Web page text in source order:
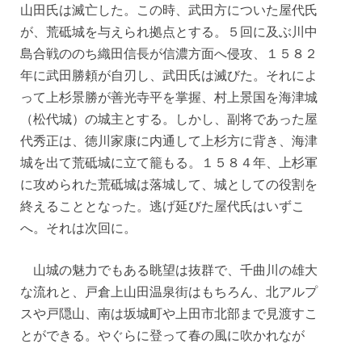
山田氏は滅亡した。この時、武田方についた屋代氏
が、荒砥城を与えられ拠点とする。５回に及ぶ川中
島合戦ののち織田信長が信濃方面へ侵攻、１５８２
年に武田勝頼が自刃し、武田氏は滅びた。それによ
って上杉景勝が善光寺平を掌握、村上景国を海津城
（松代城）の城主とする。しかし、副将であった屋
代秀正は、徳川家康に内通して上杉方に背き、海津
城を出て荒砥城に立て籠もる。１５８４年、上杉軍
に攻められた荒砥城は落城して、城としての役割を
終えることとなった。逃げ延びた屋代氏はいずこ
へ。それは次回に。
山城の魅力でもある眺望は抜群で、千曲川の雄大
な流れと、戸倉上山田温泉街はもちろん、北アルプ
スや戸隠山、南は坂城町や上田市北部まで見渡すこ
とができる。やぐらに登って春の風に吹かれなが